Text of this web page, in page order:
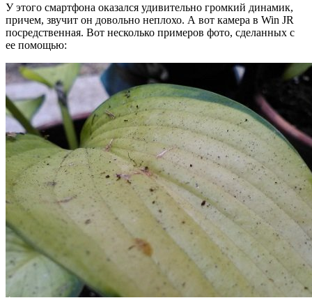
У этого смартфона оказался удивительно громкий динамик,
причем, звучит он довольно неплохо. А вот камера в Win JR
посредственная. Вот несколько примеров фото, сделанных с
ее помощью: